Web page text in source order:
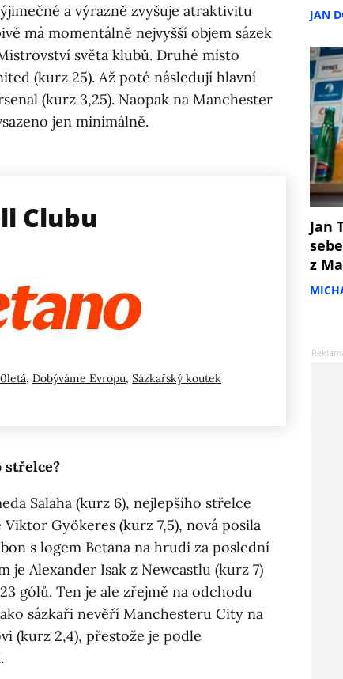
a výrazně zvyšuje atraktivitu
má momentálně nejvyšší objem sázek
světa klubů. Druhé místo
(kurz 25). Až poté následují hlavní
(kurz 3,25). Naopak na Manchester
jen minimálně.
Clubu
, Dobýváme Evropu, Sázkařský koutek
střelce?
Salaha (kurz 6), nejlepšího střelce
Gyökeres (kurz 7,5), nová posila
s logem Betana na hrudi za poslední
je Alexander Isak z Newcastlu (kurz 7)
gólů. Ten je ale zřejmě na odchodu
sázkaři nevěří Manchesteru City na
(kurz 2,4), přestože je podle
JAN
Jan
z